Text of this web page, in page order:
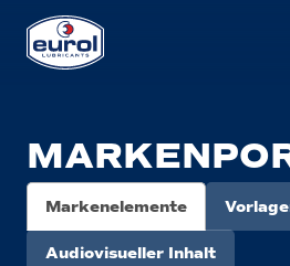
Markenelemente
Audiovisueller Inhalt